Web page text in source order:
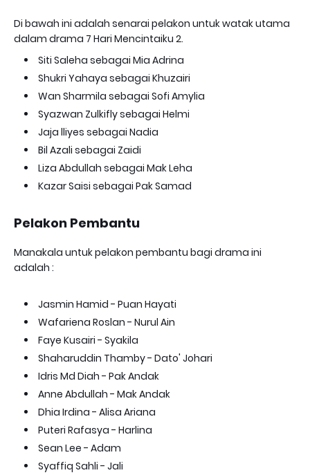
Di bawah ini adalah senarai pelakon untuk watak utama
dalam drama 7 Hari Mencintaiku 2.
Siti Saleha sebagai Mia Adrina
Shukri Yahaya sebagai Khuzairi
Wan Sharmila sebagai Sofi Amylia
Syazwan Zulkifly sebagai Helmi
Jaja lliyes sebagai Nadia
Bil Azali sebagai Zaidi
Liza Abdullah sebagai Mak Leha
Kazar Saisi sebagai Pak Samad
Pelakon Pembantu
Manakala untuk pelakon pembantu bagi drama ini
adalah :
Jasmin Hamid - Puan Hayati
Wafariena Roslan - Nurul Ain
Faye Kusairi - Syakila
Shaharuddin Thamby - Dato' Johari
Idris Md Diah - Pak Andak
Anne Abdullah - Mak Andak
Dhia Irdina - Alisa Ariana
Puteri Rafasya - Harlina
Sean Lee - Adam
Syaffiq Sahli - Jali